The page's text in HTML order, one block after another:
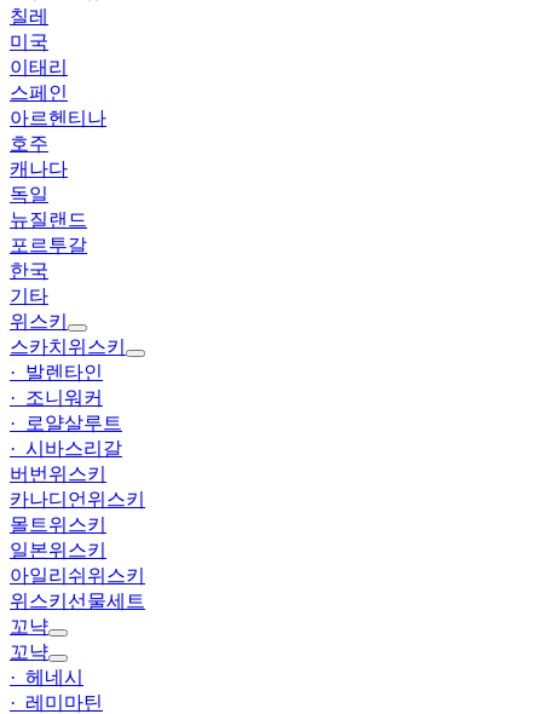
칠레
미국
이태리
스페인
아르헨티나
호주
캐나다
독일
뉴질랜드
포르투갈
한국
기타
위스키
스카치위스키
· 발렌타인
· 조니워커
· 로얄살루트
· 시바스리갈
버번위스키
카나디언위스키
몰트위스키
일본위스키
아일리쉬위스키
위스키선물세트
꼬냑
꼬냑
· 헤네시
· 레미마틴